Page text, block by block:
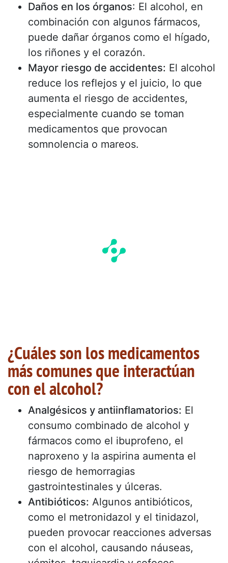
Daños en los órganos: El alcohol, en
combinación con algunos fármacos,
puede dañar órganos como el hígado,
los riñones y el corazón.
Mayor riesgo de accidentes: El alcohol
reduce los reflejos y el juicio, lo que
aumenta el riesgo de accidentes,
especialmente cuando se toman
medicamentos que provocan
somnolencia o mareos.
¿Cuáles son los medicamentos
más comunes que interactúan
con el alcohol?
Analgésicos y antiinflamatorios: El
consumo combinado de alcohol y
fármacos como el ibuprofeno, el
naproxeno y la aspirina aumenta el
riesgo de hemorragias
gastrointestinales y úlceras.
Antibióticos: Algunos antibióticos,
como el metronidazol y el tinidazol,
pueden provocar reacciones adversas
con el alcohol, causando náuseas,